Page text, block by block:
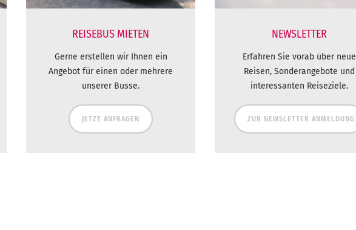
REISEBUS MIETEN
Gerne erstellen wir Ihnen ein
Angebot für einen oder mehrere
unserer Busse.
JETZT ANFRAGEN
NEWSLETTER
Erfahren Sie vorab über neue
Reisen, Sonderangebote und
interessanten Reiseziele.
ZUR NEWSLETTER ANMELDUNG